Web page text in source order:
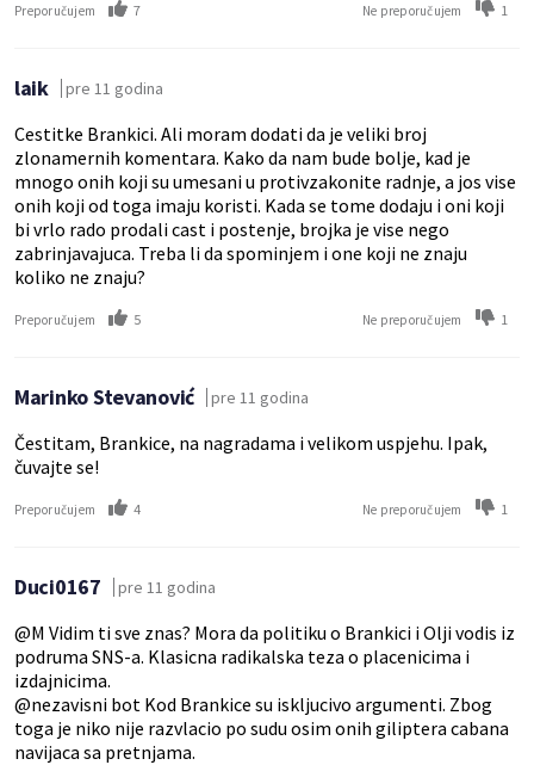
Preporučujem 7 Ne preporučujem 1
laik pre 11 godina
Cestitke Brankici. Ali moram dodati da je veliki broj
zlonamernih komentara. Kako da nam bude bolje, kad je
mnogo onih koji su umesani u protivzakonite radnje, a jos vise
onih koji od toga imaju koristi. Kada se tome dodaju i oni koji
bi vrlo rado prodali cast i postenje, brojka je vise nego
zabrinjavajuca. Treba li da spominjem i one koji ne znaju
koliko ne znaju?
Preporučujem 5 Ne preporučujem 1
Marinko Stevanović pre 11 godina
Čestitam, Brankice, na nagradama i velikom uspjehu. Ipak,
čuvajte se!
Preporučujem 4 Ne preporučujem 1
Duci0167 pre 11 godina
@M Vidim ti sve znas? Mora da politiku o Brankici i Olji vodis iz
podruma SNS-a. Klasicna radikalska teza o placenicima i
izdajnicima.
@nezavisni bot Kod Brankice su iskljucivo argumenti. Zbog
toga je niko nije razvlacio po sudu osim onih giliptera cabana
navijaca sa pretnjama.